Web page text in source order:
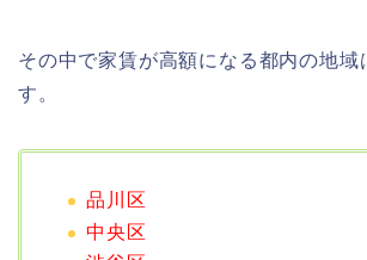
その中で家賃が高額になる都内の地域
す。
品川区
中央区